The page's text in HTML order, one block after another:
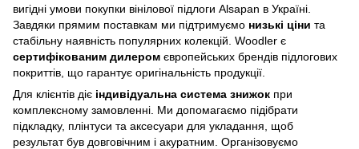
вигідні умови покупки вінілової підлоги Alsapan в Україні.
Завдяки прямим поставкам ми підтримуємо низькі ціни та
стабільну наявність популярних колекцій. Woodler є
сертифікованим дилером європейських брендів підлогових
покриттів, що гарантує оригінальність продукції.
Для клієнтів діє індивідуальна система знижок при
комплексному замовленні. Ми допомагаємо підібрати
підкладку, плінтуси та аксесуари для укладання, щоб
результат був довговічним і акуратним. Організовуємо